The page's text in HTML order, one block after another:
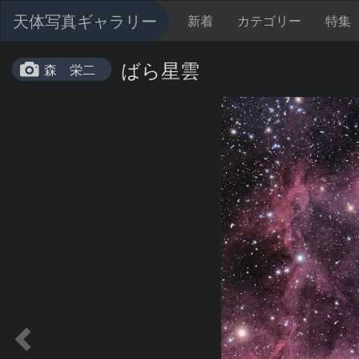
天体写真ギャラリー 新着 カテゴリー 特集
森 栄二 ばら星雲